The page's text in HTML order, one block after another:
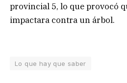
provincial 5, lo que provocó
impactara contra un árbol.
Lo que hay que saber